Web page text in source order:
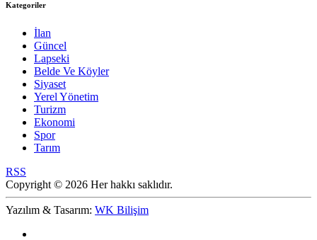
Kategoriler
İlan
Güncel
Lapseki
Belde Ve Köyler
Siyaset
Yerel Yönetim
Turizm
Ekonomi
Spor
Tarım
RSS
Copyright © 2026 Her hakkı saklıdır.
Yazılım & Tasarım: WK Bilişim